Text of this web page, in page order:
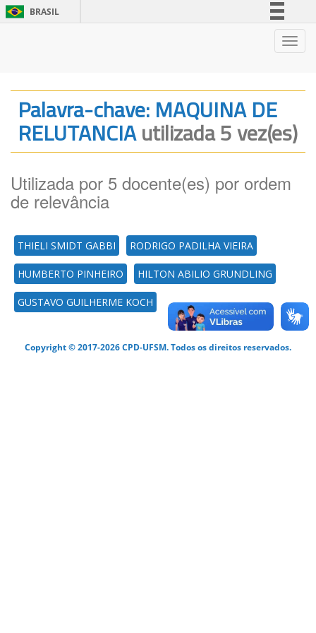
BRASIL
Legislação
Canais
Palavra-chave: MAQUINA DE
RELUTANCIAutilizada 5 vez(es)
Utilizada por 5 docente(es) por ordem
de relevância
THIELI SMIDT GABBI RODRIGO PADILHA VIEIRA
HUMBERTO PINHEIRO HILTON ABILIO GRUNDLING
GUSTAVO GUILHERME KOCH
Copyright © 2017-2026 CPD-UFSM. Todos os direitos reservados.